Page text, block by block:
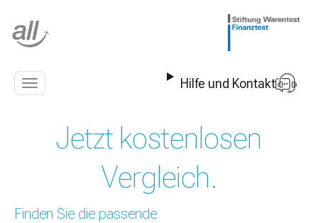
Navigation
Hilfe und Kontakt
Jetzt kostenlosen
Vergleich.
Finden Sie die passende